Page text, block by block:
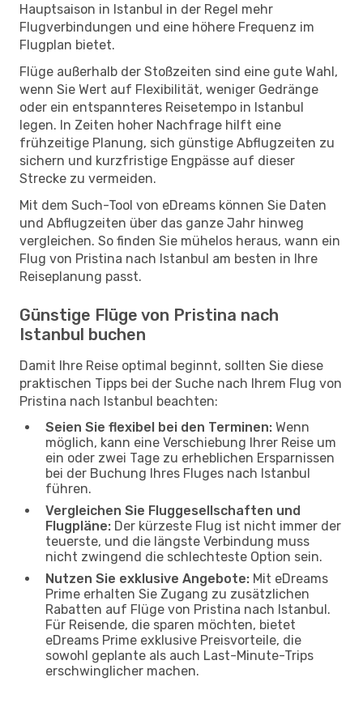
Hauptsaison in Istanbul in der Regel mehr
Flugverbindungen und eine höhere Frequenz im
Flugplan bietet.
Flüge außerhalb der Stoßzeiten sind eine gute Wahl,
wenn Sie Wert auf Flexibilität, weniger Gedränge
oder ein entspannteres Reisetempo in Istanbul
legen. In Zeiten hoher Nachfrage hilft eine
frühzeitige Planung, sich günstige Abflugzeiten zu
sichern und kurzfristige Engpässe auf dieser
Strecke zu vermeiden.
Mit dem Such-Tool von eDreams können Sie Daten
und Abflugzeiten über das ganze Jahr hinweg
vergleichen. So finden Sie mühelos heraus, wann ein
Flug von Pristina nach Istanbul am besten in Ihre
Reiseplanung passt.
Günstige Flüge von Pristina nach
Istanbul buchen
Damit Ihre Reise optimal beginnt, sollten Sie diese
praktischen Tipps bei der Suche nach Ihrem Flug von
Pristina nach Istanbul beachten:
Seien Sie flexibel bei den Terminen: Wenn
möglich, kann eine Verschiebung Ihrer Reise um
ein oder zwei Tage zu erheblichen Ersparnissen
bei der Buchung Ihres Fluges nach Istanbul
führen.
Vergleichen Sie Fluggesellschaften und
Flugpläne: Der kürzeste Flug ist nicht immer der
teuerste, und die längste Verbindung muss
nicht zwingend die schlechteste Option sein.
Nutzen Sie exklusive Angebote: Mit eDreams
Prime erhalten Sie Zugang zu zusätzlichen
Rabatten auf Flüge von Pristina nach Istanbul.
Für Reisende, die sparen möchten, bietet
eDreams Prime exklusive Preisvorteile, die
sowohl geplante als auch Last-Minute-Trips
erschwinglicher machen.